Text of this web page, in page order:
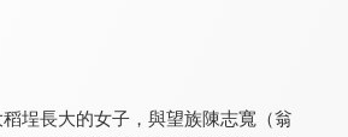
埕長大的女子，與望族陳志寬（翁